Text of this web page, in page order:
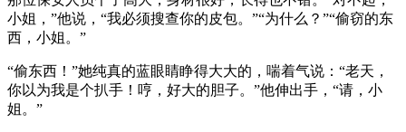
小姐，”他说，“我必须搜查你的皮包。”“为什么？”“偷窃的东
西，小姐。”
“偷东西！”她纯真的蓝眼睛睁得大大的，喘着气说：“老天，
你以为我是个扒手！哼，好大的胆子。”他伸出手，“请，小
姐。”